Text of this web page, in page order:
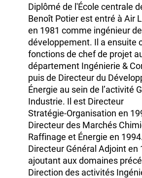
CARRIÈRE
Diplômé de l'École centrale
Benoît Potier est entré àAir
en 1981comme ingénieur de
développement. Il a ensuite
fonctions de chef de projet
département Ingénierie &
puis de Directeur du
Énergie au sein de l’activité
Industrie. Il est Directeur
Stratégie‑Organisationen
Directeur des Marchés
Raffinage et Énergieen